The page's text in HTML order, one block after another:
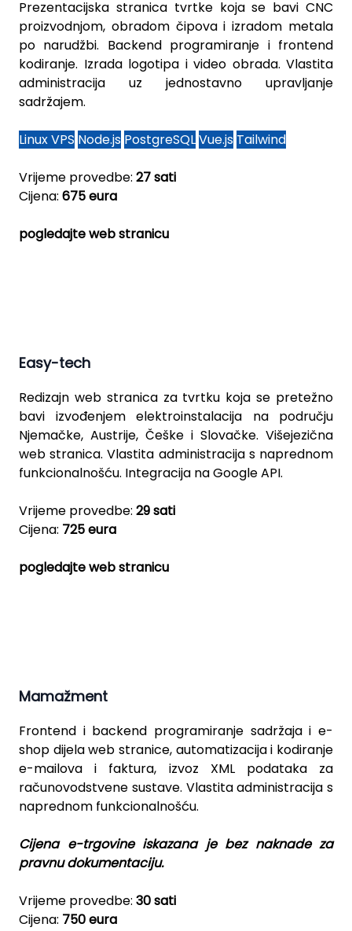
Prezentacijska stranica tvrtke koja se bavi CNC
proizvodnjom, obradom čipova i izradom metala
po narudžbi. Backend programiranje i frontend
kodiranje. Izrada logotipa i video obrada. Vlastita
administracija uz jednostavno upravljanje
sadržajem.
Linux VPS Node.js PostgreSQLVue.js Tailwind
Vrijeme provedbe: 27 sati
Cijena: 675 eura
pogledajte web stranicu
Easy-tech
Redizajn web stranica za tvrtku koja se pretežno
bavi izvođenjem elektroinstalacija na području
Njemačke, Austrije, Češke i Slovačke. Višejezična
web stranica. Vlastita administracija s naprednom
funkcionalnošću. Integracija na Google API.
Vrijeme provedbe: 29 sati
Cijena: 725 eura
pogledajte web stranicu
Mamažment
Frontend i backend programiranje sadržaja i e-
shop dijela web stranice, automatizacija i kodiranje
e-mailova i faktura, izvoz XML podataka za
računovodstvene sustave. Vlastita administracija s
naprednom funkcionalnošću.
Cijena e-trgovine iskazana je bez naknade za
pravnu dokumentaciju.
Vrijeme provedbe: 30 sati
Cijena: 750 eura